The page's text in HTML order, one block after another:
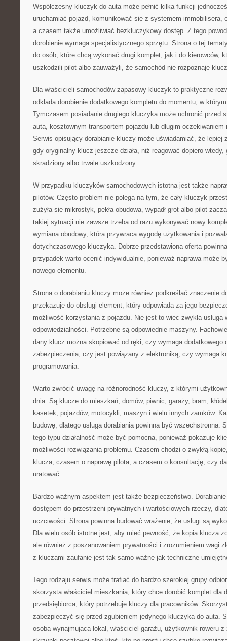
Współczesny kluczyk do auta może pełnić kilka funkcji
uruchamiać pojazd, komunikować się z systemem immobilisera,
a czasem także umożliwiać bezkluczykowy dostęp. Z tego
dorobienie wymaga specjalistycznego sprzętu. Strona o tej
do osób, które chcą wykonać drugi komplet, jak i do kierowców,
uszkodzili pilot albo zauważyli, że samochód nie rozpoznaje
Dla właścicieli samochodów zapasowy kluczyk to praktyczne
odkłada dorobienie dodatkowego kompletu do momentu, w
Tymczasem posiadanie drugiego kluczyka może uchronić przed
auta, kosztownym transportem pojazdu lub długim oczekiwaniem
Serwis opisujący dorabianie kluczy może uświadamiać, że lepiej
gdy oryginalny klucz jeszcze działa, niż reagować dopiero
skradziony albo trwale uszkodzony.
W przypadku kluczyków samochodowych istotna jest także
pilotów. Często problem nie polega na tym, że cały kluczyk
zużyła się mikrostyk, pękła obudowa, wypadł grot albo pilot
takiej sytuacji nie zawsze trzeba od razu wykonywać nowy
wymiana obudowy, która przywraca wygodę użytkowania i
dotychczasowego kluczyka. Dobrze przedstawiona oferta
przypadek warto ocenić indywidualnie, ponieważ naprawa może
nowego elementu.
Strona o dorabianiu kluczy może również podkreślać znaczenie
przekazuje do obsługi element, który odpowiada za jego
możliwość korzystania z pojazdu. Nie jest to więc zwykła usługa
odpowiedzialności. Potrzebne są odpowiednie maszyny.
dany klucz można skopiować od ręki, czy wymaga dodatkowego
zabezpieczenia, czy jest powiązany z elektroniką, czy wymaga
programowania.
Warto zwrócić uwagę na różnorodność kluczy, z którymi
dnia. Są klucze do mieszkań, domów, piwnic, garaży, bram,
kasetek, pojazdów, motocykli, maszyn i wielu innych zamków.
budowę, dlatego usługa dorabiania powinna być wszechstronna.
tego typu działalność może być pomocna, ponieważ pokazuje
możliwości rozwiązania problemu. Czasem chodzi o zwykłą
klucza, czasem o naprawę pilota, a czasem o konsultację, czy
uratować.
Bardzo ważnym aspektem jest także bezpieczeństwo.
dostępem do przestrzeni prywatnych i wartościowych rzeczy,
uczciwości. Strona powinna budować wrażenie, że usługi są
Dla wielu osób istotne jest, aby mieć pewność, że kopia klucza
ale również z poszanowaniem prywatności i zrozumieniem wagi
z kluczami zaufanie jest tak samo ważne jak techniczne
Tego rodzaju serwis może trafiać do bardzo szerokiej grupy
skorzysta właściciel mieszkania, który chce dorobić komplet dla
przedsiębiorca, który potrzebuje kluczy dla pracowników.
zabezpieczyć się przed zgubieniem jedynego kluczyka do auta.
osoba wynajmująca lokal, właściciel garażu, użytkownik roweru